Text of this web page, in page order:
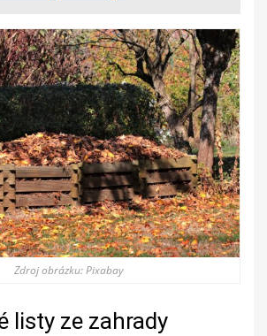
Zdroj obrázku: Pixabay
listy ze zahrady